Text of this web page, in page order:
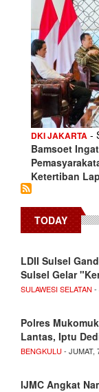
DKI JAKARTA -
Bamsoet
Ketertiban
TODAY
LDII Sulsel
Sulsel Gelar
SULAWESI SELATAN -
Polres
Lantas, Iptu
BENGKULU - JUMAT,
IJMC Angkat